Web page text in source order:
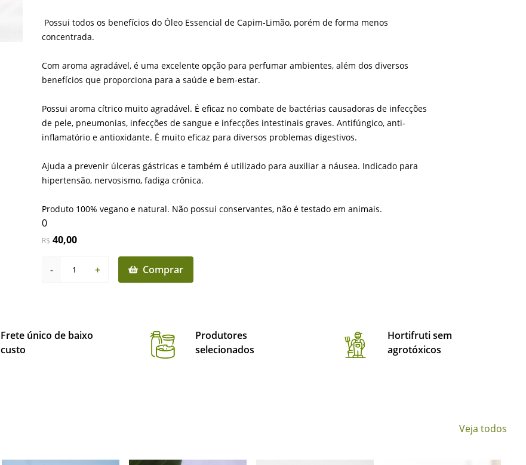
Possui todos os benefícios do Óleo Essencial de Capim-Limão, porém de forma menos
concentrada.
Com aroma agradável, é uma excelente opção para perfumar ambientes, além dos diversos
benefícios que proporciona para a saúde e bem-estar.
Possui aroma cítrico muito agradável. É eficaz no combate de bactérias causadoras de infecções
de pele, pneumonias, infecções de sangue e infecções intestinais graves. Antifúngico, anti-
inflamatório e antioxidante. É muito eficaz para diversos problemas digestivos.
Ajuda a prevenir úlceras gástricas e também é utilizado para auxiliar a náusea. Indicado para
hipertensão, nervosismo, fadiga crônica.
Produto 100% vegano e natural. Não possui conservantes, não é testado em animais.
0
R$ 40,00
- 1 + Comprar
Frete único de baixo
custo
Produtores
selecionados
Hortifruti sem
agrotóxicos
Veja todos